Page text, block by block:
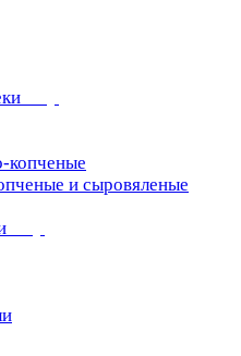
копченые
и сыровяленые